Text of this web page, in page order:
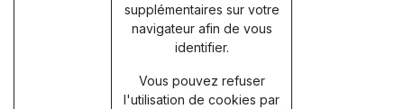
supplémentaires sur votre
navigateur afin de vous
identifier.
Vous pouvez refuser
l'utilisation de cookies par